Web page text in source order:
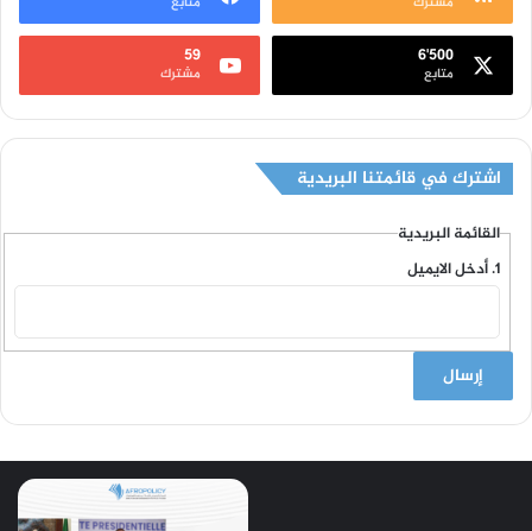
6٬500
متابع
59
مشترك
اشترك في قائمتنا البريدية
القائمة البريدية
أدخل الايميل
المشهد